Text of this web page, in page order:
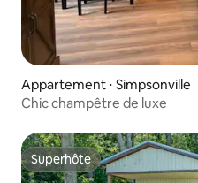
Appartement ⋅ Simpsonville
Chic champêtre de luxe
Superhôte
Superhôte